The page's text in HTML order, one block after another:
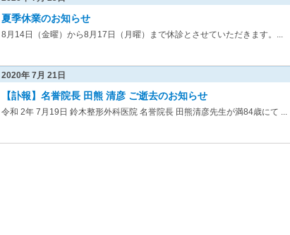
夏季休業のお知らせ
8月14日（金曜）から8月17日（月曜）まで休診とさせていただきます。...
2020年 7月 21日
【訃報】名誉院長 田熊 清彦 ご逝去のお知らせ
令和 2年 7月19日 鈴木整形外科医院 名誉院長 田熊清彦先生が満84歳にて ...